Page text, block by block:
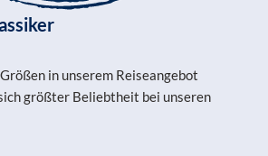
in unserem Reiseangebot
größter Beliebtheit bei unseren